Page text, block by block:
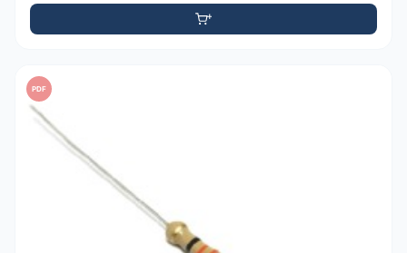
PDF